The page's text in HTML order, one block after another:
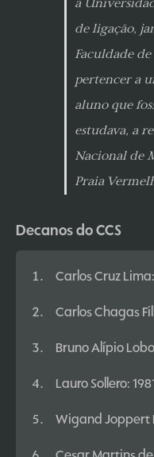
a
de ligação,
Faculdade
pertencer a
aluno que
estudava, a
Nacional de
Praia
Decanos do CCS
Carlos Cruz
Carlos Chagas
Bruno Alípio
Lauro Sollero:
Wigand Joppert